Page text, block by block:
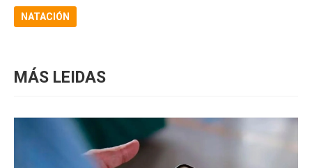
NATACIÓN
MÁS LEIDAS